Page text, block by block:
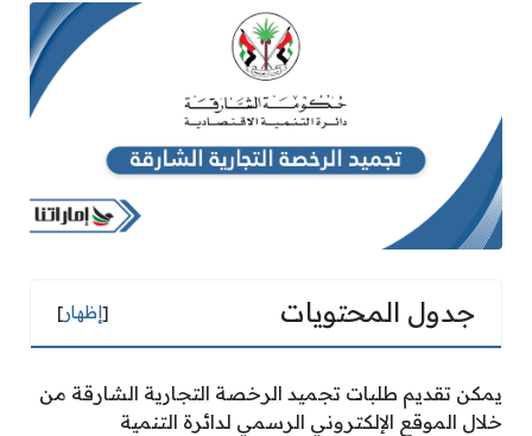
جدول المحتويات [إظهار]
يمكن تقديم طلبات تجميد الرخصة التجارية الشارقة من
خلال الموقع الإلكتروني الرسمي لدائرة التنمية